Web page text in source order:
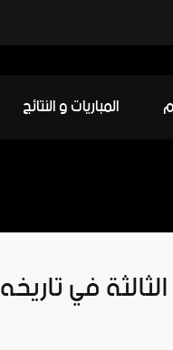
المباريات و النتائج
في تاريخه